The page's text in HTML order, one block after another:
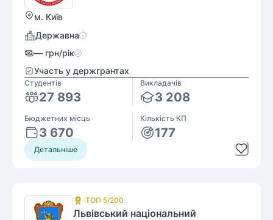
м. Київ
Державна
— грн/рік
Участь у держгрантах
Студентів
27 893
Викладачів
3 208
Бюджетних місць
3 670
Кількість КП
177
Детальніше
ТОП 5/200
Львівський національний